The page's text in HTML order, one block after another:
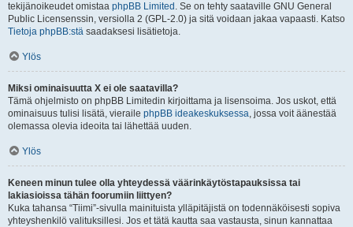
tekijänoikeudet omistaa phpBB Limited . Se on tehty saataville GNU General
Public Licensenssin, versiolla 2 (GPL-2.0) ja sitä voidaan jakaa vapaasti. Katso
Tietoja phpBB:stä saadaksesi lisätietoja.
Ylös
Miksi ominaisuutta X ei ole saatavilla?
Tämä ohjelmisto on phpBB Limitedin kirjoittama ja lisensoima. Jos uskot, että
ominaisuus tulisi lisätä, vieraile phpBB ideakeskuksessa, jossa voit äänestää
olemassa olevia ideoita tai lähettää uuden.
Ylös
Keneen minun tulee olla yhteydessä väärinkäytöstapauksissa tai
lakiasioissa tähän foorumiin liittyen?
Kuka tahansa “Tiimi”-sivulla mainituista ylläpitäjistä on todennäköisesti sopiva
yhteyshenkilö valituksillesi. Jos et tätä kautta saa vastausta, sinun kannattaa